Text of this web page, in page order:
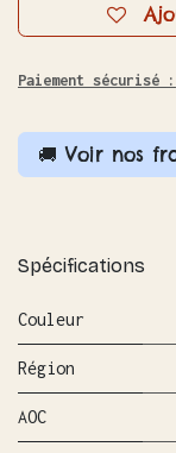
Paiement sécurisé :
🚚 Voir nos
Spécifications
Couleur
Région
AOC